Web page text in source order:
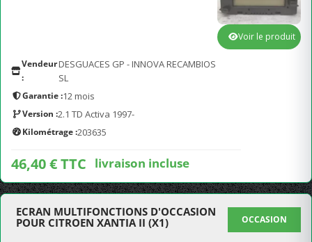
Vendeur
:
DESGUACES GP - INNOVA RECAMBIOS
SL
Garantie :12 mois
Version :2.1 TD Activa 1997-
Kilométrage :203635
46,40 € TTC livraison incluse
Voir le produit
ECRAN MULTIFONCTIONS D'OCCASION
POUR CITROEN XANTIA II (X1)
OCCASION